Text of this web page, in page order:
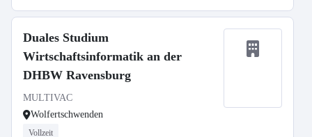
Duales Studium
Wirtschaftsinformatik an der
DHBW Ravensburg
MULTIVAC
Wolfertschwenden
Vollzeit